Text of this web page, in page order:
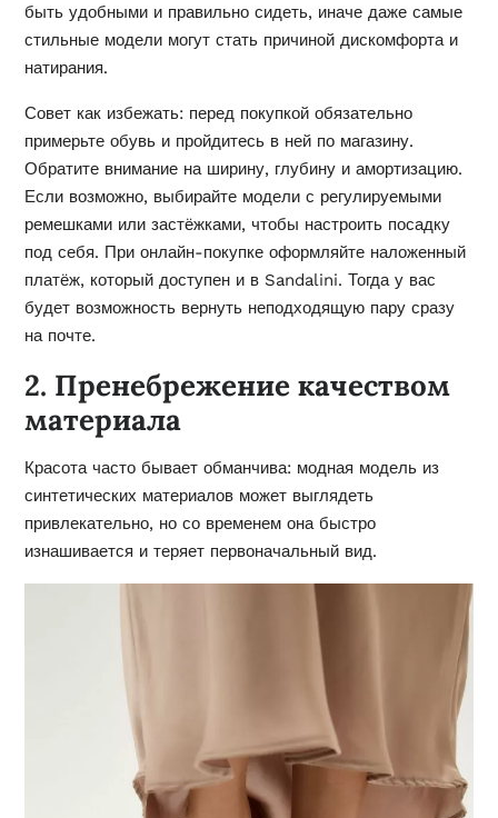
быть удобными и правильно сидеть, иначе даже самые
стильные модели могут стать причиной дискомфорта и
натирания.
Совет как избежать: перед покупкой обязательно
примерьте обувь и пройдитесь в ней по магазину.
Обратите внимание на ширину, глубину и амортизацию.
Если возможно, выбирайте модели с регулируемыми
ремешками или застёжками, чтобы настроить посадку
под себя. При онлайн-покупке оформляйте наложенный
платёж, который доступен и в Sandalini. Тогда у вас
будет возможность вернуть неподходящую пару сразу
на почте.
2. Пренебрежение качеством
материала
Красота часто бывает обманчива: модная модель из
синтетических материалов может выглядеть
привлекательно, но со временем она быстро
изнашивается и теряет первоначальный вид.